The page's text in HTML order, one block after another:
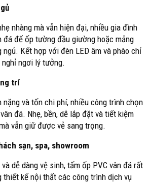
nhàng mà vẫn hiện đại, nhiều gia đình
đá để ốp tường đầu giường hoặc mảng
Kết hợp với đèn LED âm và phào chỉ
nghỉ ngơi lý tưởng.
trí
và tốn chi phí, nhiều công trình chọn
đá. Nhẹ, bền, dễ lắp đặt và tiết kiệm
vẫn giữ được vẻ sang trọng.
sạn, spa, showroom
dễ dàng vệ sinh, tấm ốp PVC vân đá rất
kế nội thất các công trình dịch vụ